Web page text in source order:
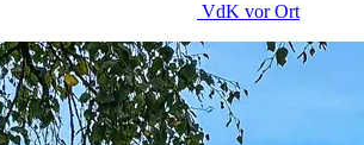
VdK vor Ort